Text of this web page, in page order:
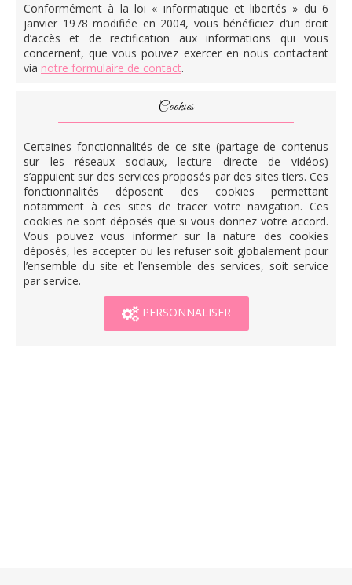
Conformément à la loi « informatique et libertés » du 6
janvier 1978 modifiée en 2004, vous bénéficiez d’un droit
d’accès et de rectification aux informations qui vous
concernent, que vous pouvez exercer en nous contactant
via notre formulaire de contact.
Cookies
Certaines fonctionnalités de ce site (partage de contenus
sur les réseaux sociaux, lecture directe de vidéos)
s’appuient sur des services proposés par des sites tiers. Ces
fonctionnalités déposent des cookies permettant
notamment à ces sites de tracer votre navigation. Ces
cookies ne sont déposés que si vous donnez votre accord.
Vous pouvez vous informer sur la nature des cookies
déposés, les accepter ou les refuser soit globalement pour
l’ensemble du site et l’ensemble des services, soit service
par service.
PERSONNALISER